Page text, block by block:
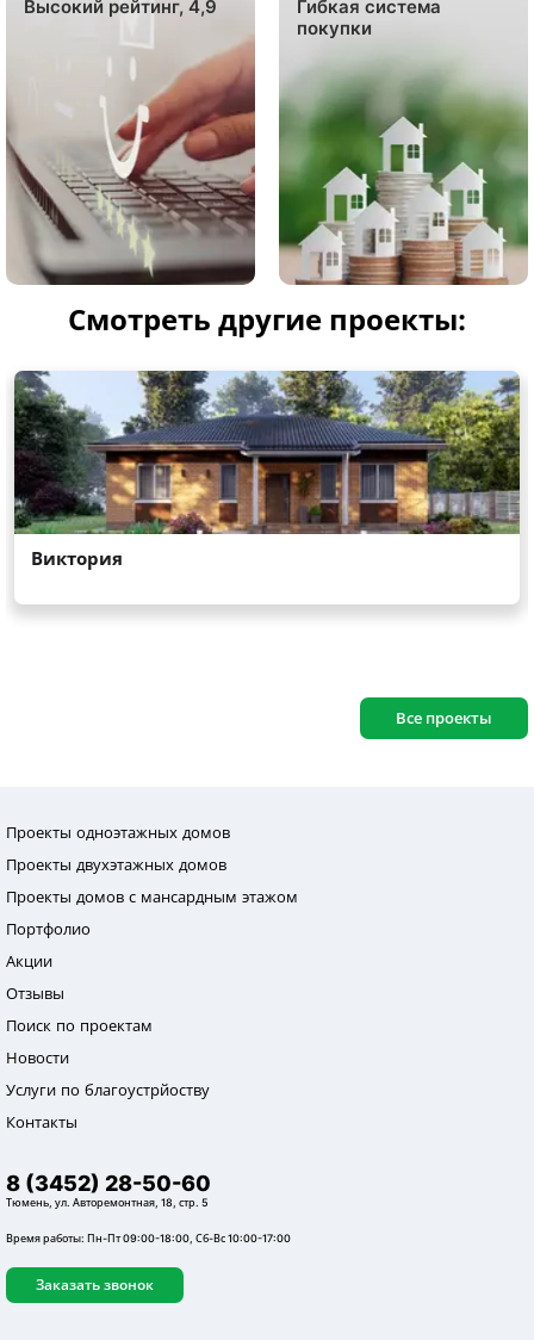
Высокий рейтинг, 4,9
Гибкая система
покупки
Смотреть другие проекты:
Все проекты
Проекты одноэтажных домов
Проекты двухэтажных домов
Проекты домов с мансардным этажом
Портфолио
Акции
Отзывы
Поиск по проектам
Новости
Услуги по благоустрйоству
Контакты
8 (3452) 28-50-60
Тюмень, ул. Авторемонтная, 18, стр. 5
Время работы: Пн-Пт 09:00-18:00, Сб-Вс 10:00-17:00
Заказать звонок